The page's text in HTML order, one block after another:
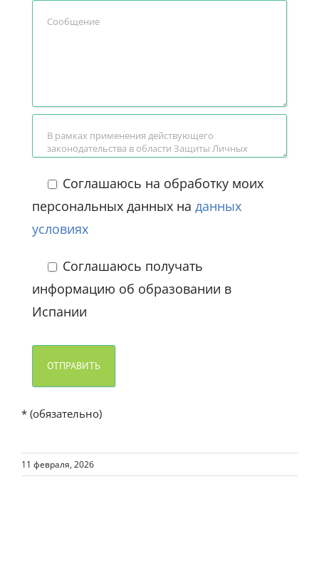
Соглашаюсь на обработку моих
персональных данных на данных
условиях
Соглашаюсь получать
информацию об образовании в
Испании
* (обязательно)
11 февраля, 2026